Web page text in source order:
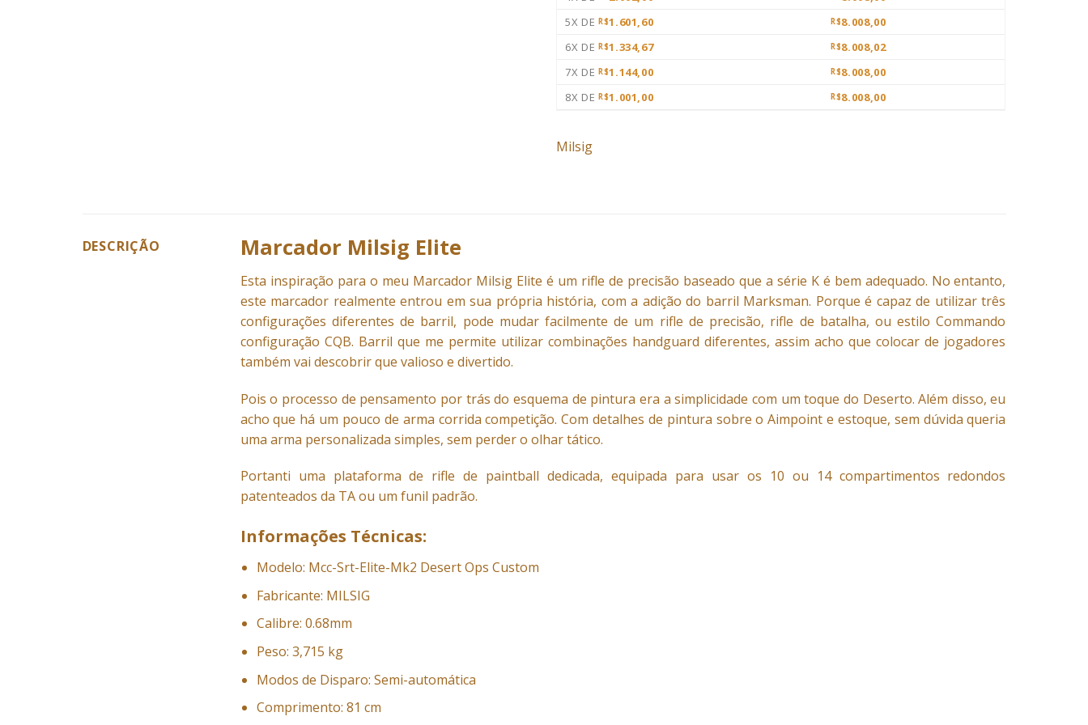
5X DE R$1.601,60 R$8.008,00
6X DE R$1.334,67 R$8.008,02
7X DE R$1.144,00 R$8.008,00
8X DE R$1.001,00 R$8.008,00
Milsig
DESCRIÇÃO Marcador Milsig Elite
Esta inspiração para o meu MarcadorMilsig Elite é um rifle de precisão baseado que a série K é bem adequado. No entanto,
este marcador realmente entrou em sua própria história, com a adição do barril Marksman. Porque é capaz de utilizar três
configurações diferentes de barril, pode mudar facilmente de um rifle de precisão, rifle de batalha, ou estilo Commando
configuração CQB. Barril que me permite utilizar combinações handguard diferentes, assim acho que colocar de jogadores
também vai descobrir que valioso e divertido.
Pois o processo de pensamento por trás do esquema de pintura era a simplicidade com um toque do Deserto. Além disso, eu
acho que há um pouco de arma corrida competição. Com detalhes de pintura sobre o Aimpoint e estoque, sem dúvida queria
uma arma personalizada simples, sem perder o olhar tático.
Portanti uma plataforma de rifle de paintball dedicada, equipada para usar os 10 ou 14 compartimentos redondos
patenteados da TA ou um funil padrão.
Informações Técnicas:
Modelo: Mcc-Srt-Elite-Mk2 Desert Ops Custom
Fabricante: MILSIG
Calibre: 0.68mm
Peso: 3,715 kg
Modos de Disparo: Semi-automática
Comprimento: 81 cm